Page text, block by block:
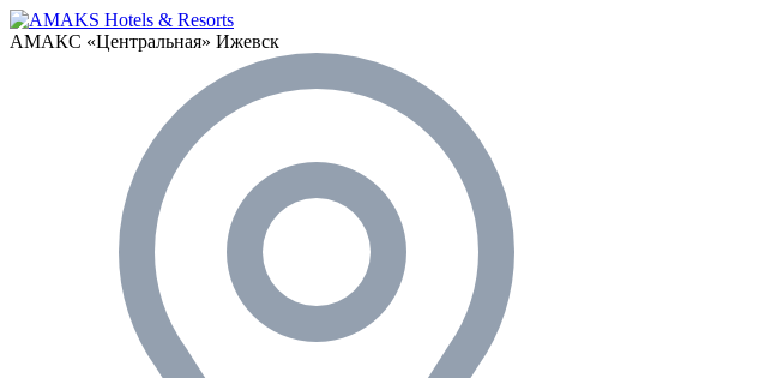
АМАКС «‎Центральная» Ижевск